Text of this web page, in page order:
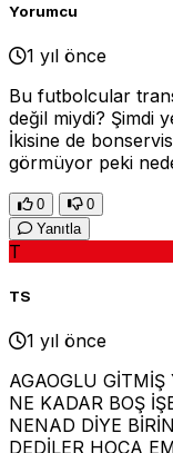
Yorumcu
1 yıl önce
Bu futbolcular
değil miydi? Şimdi
İkisine de
görmüyor peki
0
0
Yanıtla
T
TS
1 yıl önce
AGAOGLU
NE KADAR BOŞ
NENAD DİYE
DEDİLER HOCA